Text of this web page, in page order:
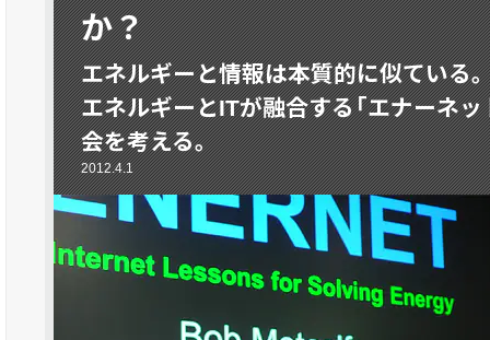
か？
エネルギーと情報は本質的に似ている
エネルギーとITが融合する「エナーネッ
会を考える。
2012.4.1